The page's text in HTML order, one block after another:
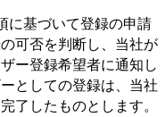
に基づいて登録の申請
可否を判断し、当社が
ー登録希望者に通知し
としての登録は、当社
了したものとします。